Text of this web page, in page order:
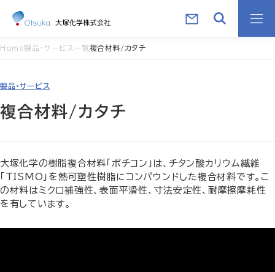
Home製品・サービス一覧複合材料/カタチ
製品・サービス
複合材料/カタチ
大塚化学の樹脂複合材料「ポチコン」は、チタン酸カリウム繊維
「TISMO」を熱可塑性樹脂にコンパウンドした複合材料です。こ
の材料はミクロ補強性、表面平滑性、寸法安定性、耐摩擦摩耗性
を有しています。